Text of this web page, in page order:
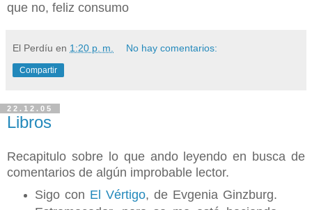
que no, feliz consumo
El Perdíu en 1:20 p. m. No hay comentarios:
Compartir
22.12.05
Libros
Recapitulo sobre lo que ando leyendo en busca de
comentarios de algún improbable lector.
Sigo con El Vértigo, de Evgenia Ginzburg.